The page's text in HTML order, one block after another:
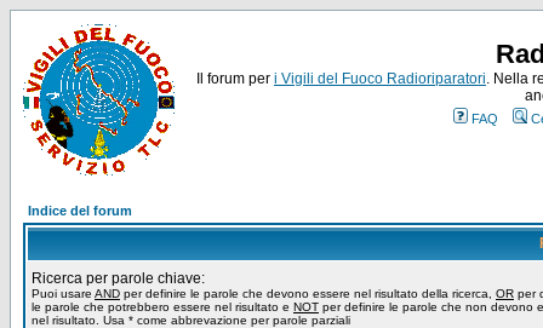
Il forum per i Vigili del Fuoco Radioriparatori. Nella
FAQ
Indice del forum
Ricerca per parole chiave:
Puoi usare AND per definire le parole che devono essere nel risultato della ricerca, OR per
le parole che potrebbero essere nel risultato e NOT per definire le parole che non devono
nel risultato. Usa * come abbrevazione per parole parziali